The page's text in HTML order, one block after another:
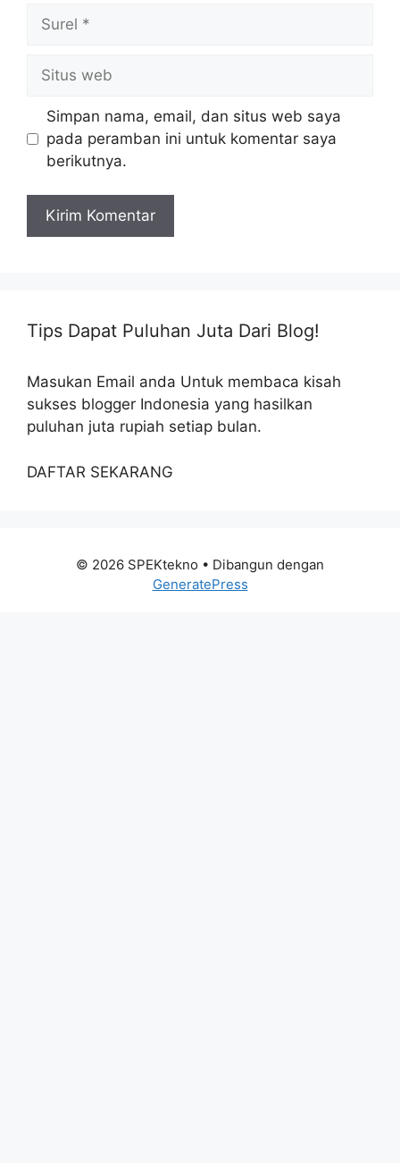
web
Simpan nama, email, dan situs web saya
pada peramban ini untuk komentar saya
berikutnya.
Tips Dapat Puluhan Juta Dari Blog!
Masukan Email anda Untuk membaca kisah
sukses blogger Indonesia yang hasilkan
puluhan juta rupiah setiap bulan.
DAFTAR SEKARANG
© 2026 SPEKtekno • Dibangun dengan
GeneratePress